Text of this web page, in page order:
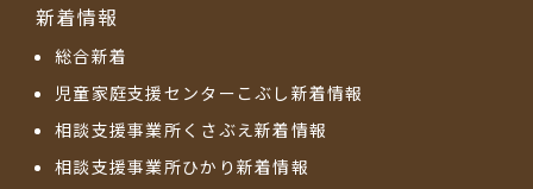
新着情報
総合新着
児童家庭支援センターこぶし新着情報
相談支援事業所くさぶえ新着情報
相談支援事業所ひかり新着情報